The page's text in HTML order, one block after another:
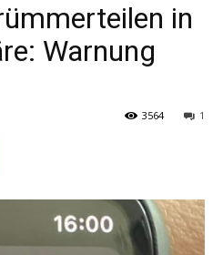
in
Warnung
1
3564